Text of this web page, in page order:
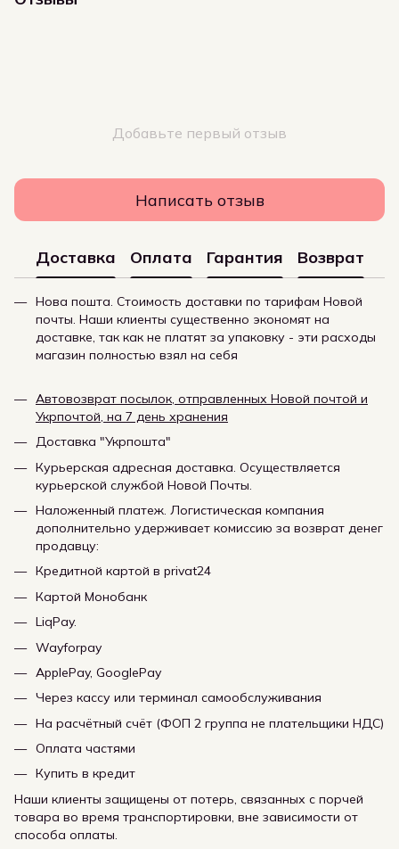
Добавьте первый отзыв
Написать отзыв
Доставка Оплата Гарантия Возврат
Нова пошта. Стоимость доставки по тарифам Новой
почты. Наши клиенты существенно экономят на
доставке, так как не платят за упаковку - эти расходы
магазин полностью взял на себя
Автовозврат посылок, отправленных Новой почтой и
Укрпочтой, на 7 день хранения
Доставка "Укрпошта"
Курьерская адресная доставка. Осуществляется
курьерской службой Новой Почты.
Наложенный платеж. Логистическая компания
дополнительно удерживает комиссию за возврат денег
продавцу:
Кредитной картой в privat24
Картой Монобанк
LiqPay.
Wayforpay
ApplePay, GooglePay
Через кассу или терминал самообслуживания
На расчётный счёт (ФОП 2 группа не плательщики НДС)
Оплата частями
Купить в кредит
Наши клиенты защищены от потерь, связанных с порчей
товара во время транспортировки, вне зависимости от
способа оплаты.